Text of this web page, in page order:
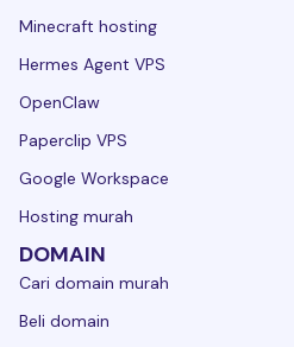
Minecraft hosting
Hermes Agent VPS
OpenClaw
Paperclip VPS
Google Workspace
Hosting murah
DOMAIN
Cari domain murah
Beli domain